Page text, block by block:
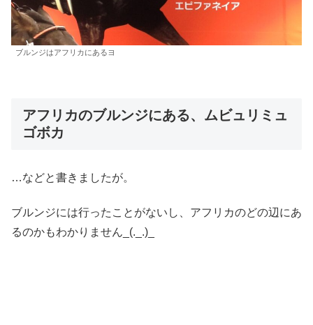
ブルンジはアフリカにあるヨ
アフリカのブルンジにある、ムビュリミュ
ゴボカ
…などと書きましたが。
ブルンジには行ったことがないし、アフリカのどの辺にあ
るのかもわかりません_(._.)_